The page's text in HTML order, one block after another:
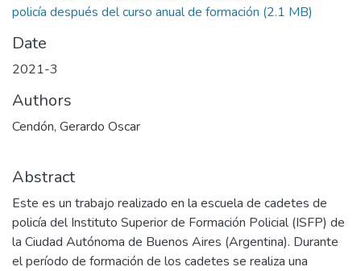
policía después del curso anual de formación (2.1 MB)
Date
2021-3
Authors
Cendón, Gerardo Oscar
Abstract
Este es un trabajo realizado en la escuela de cadetes de
policía del Instituto Superior de Formación Policial (ISFP) de
la Ciudad Autónoma de Buenos Aires (Argentina). Durante
el período de formación de los cadetes se realiza una